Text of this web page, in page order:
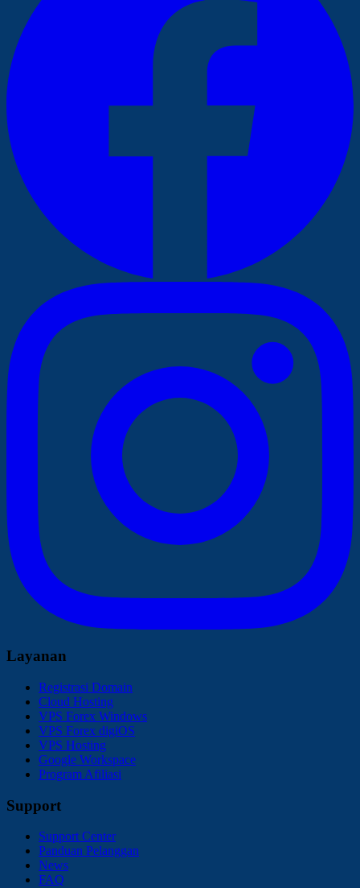
Layanan
Registrasi Domain
Cloud Hosting
VPS Forex Windows
VPS Forex digiOS
VPS Hosting
Google Workspace
Program Afiliasi
Support
Support Center
Panduan Pelanggan
News
FAQ